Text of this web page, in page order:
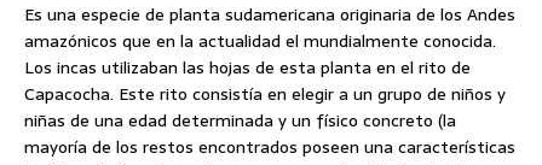
Es una especie de planta sudamericana originaria de los Andes
amazónicos que en la actualidad el mundialmente conocida.
Los incas utilizaban las hojas de esta planta en el rito de
Capacocha. Este rito consistía en elegir a un grupo de niños y
niñas de una edad determinada y un físico concreto (la
mayoría de los restos encontrados poseen una características